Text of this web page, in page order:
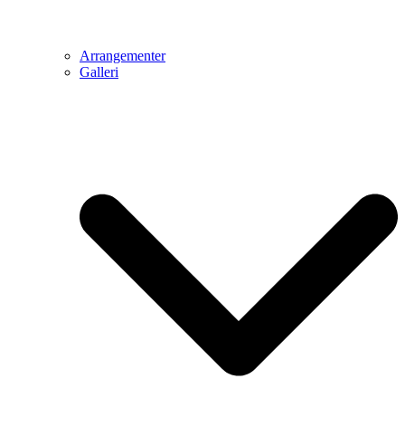
Arrangementer
Galleri